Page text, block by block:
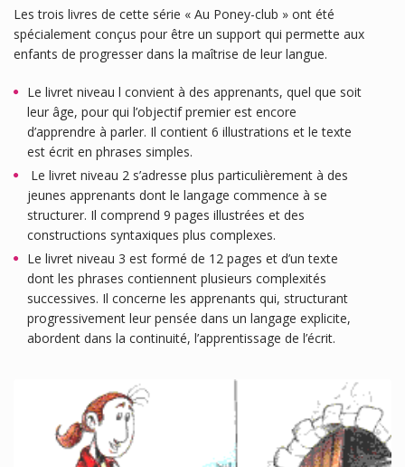
Les trois livres de cette série « Au Poney-club » ont été
spécialement conçus pour être un support qui permette aux
enfants de progresser dans la maîtrise de leur langue.
Le livret niveau l convient à des apprenants, quel que soit
leur âge, pour qui l’objectif premier est encore
d’apprendre à parler. Il contient 6 illustrations et le texte
est écrit en phrases simples.
Le livret niveau 2 s’adresse plus particulièrement à des
jeunes apprenants dont le langage commence à se
structurer. Il comprend 9 pages illustrées et des
constructions syntaxiques plus complexes.
Le livret niveau 3 est formé de 12 pages et d’un texte
dont les phrases contiennent plusieurs complexités
successives. Il concerne les apprenants qui, structurant
progressivement leur pensée dans un langage explicite,
abordent dans la continuité, l’apprentissage de l’écrit.